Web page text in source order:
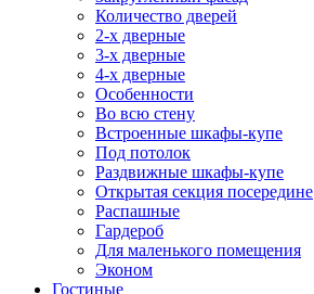
Количество дверей
2-х дверные
3-х дверные
4-х дверные
Особенности
Во всю стену
Встроенные шкафы-купе
Под потолок
Раздвижные шкафы-купе
Открытая секция посередине
Распашные
Гардероб
Для маленького помещения
Эконом
Гостиные